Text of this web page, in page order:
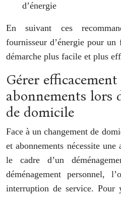
d’énergie
En suivant ces
fournisseur d’énergie pour
démarche plus facile et plus
Gérer
abonnements lors
de domicile
Face à un changement de
et abonnements nécessite
le cadre d’un
déménagement personnel,
interruption de service. Pour